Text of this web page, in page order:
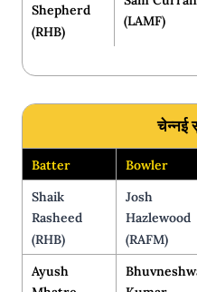
Shepherd
(RHB)
(LAMF)
चेन्नई
Batter Bowler
Shaik
Rasheed
(RHB)
Josh
Hazlewood
(RAFM)
Ayush